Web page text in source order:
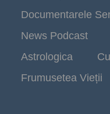
Documentarele
News Podcast
Astrologica
Frumusetea Vieții